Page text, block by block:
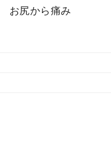
お尻から痛み